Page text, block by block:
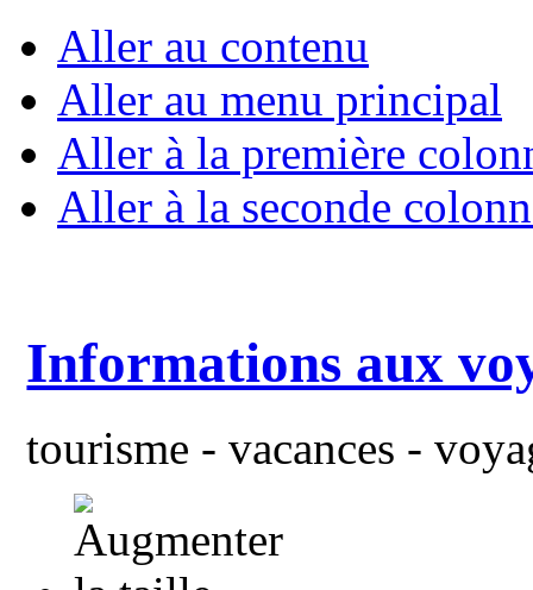
Aller au contenu
Aller au menu principal
Aller à la première
Aller à la seconde
Informations aux
tourisme - vacances -